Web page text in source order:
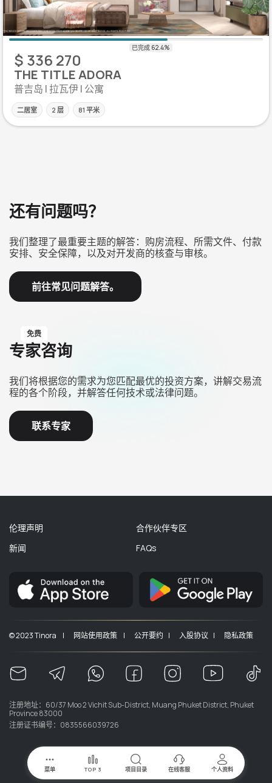
菜单 TOP 3 项目目录 在线客服 个人资料
$ 336 270
THE TITLE ADORA
普吉岛 | 拉瓦伊 | 公寓
二居室 2 层 81 平米
还有问题吗？
我们整理了最重要主题的解答：购房流程、所需文件、付款
安排、安全保障，以及对开发商的核查与审核。
前往常见问题解答。
免费
专家咨询
我们将根据您的需求为您匹配最优的投资方案，讲解交易流
程的各个阶段，并解答任何技术或法律问题。
联系专家
伦理声明
新闻
合作伙伴专区
FAQs
© 2023 Tinora | 网站使用政策 | 公开要约 | 入股协议 | 隐私政策
注册地址：60/37 Moo 2 Vichit Sub-District, Muang Phuket District, Phuket
Province 83000
注册证书编号：0835566039726